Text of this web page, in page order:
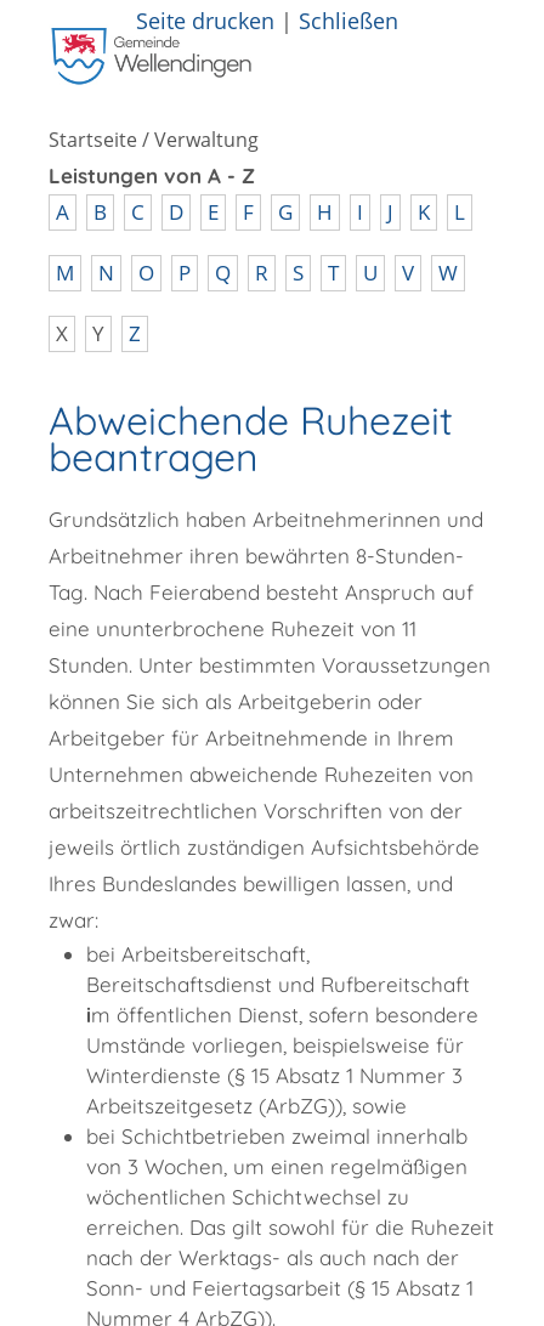
Seite drucken | Schließen
Startseite/Verwaltung
Leistungen von A - Z
A B C D E F G H I J K L
M N O P Q R S T U V W
X Y Z
Abweichende Ruhezeit
beantragen
Grundsätzlich haben Arbeitnehmerinnen und
Arbeitnehmer ihren bewährten 8-Stunden-
Tag. Nach Feierabend besteht Anspruch auf
eine ununterbrochene Ruhezeit von 11
Stunden. Unter bestimmten Voraussetzungen
können Sie sich als Arbeitgeberin oder
Arbeitgeber für Arbeitnehmende in Ihrem
Unternehmen abweichende Ruhezeiten von
arbeitszeitrechtlichen Vorschriften von der
jeweils örtlich zuständigen Aufsichtsbehörde
Ihres Bundeslandes bewilligen lassen, und
zwar:
bei Arbeitsbereitschaft,
Bereitschaftsdienst und Rufbereitschaft
im öffentlichen Dienst, sofern besondere
Umstände vorliegen, beispielsweise für
Winterdienste (§ 15 Absatz 1 Nummer 3
Arbeitszeitgesetz (ArbZG)), sowie
bei Schichtbetrieben zweimal innerhalb
von 3 Wochen, um einen regelmäßigen
wöchentlichen Schichtwechsel zu
erreichen. Das gilt sowohl für die Ruhezeit
nach der Werktags- als auch nach der
Sonn- und Feiertagsarbeit (§ 15 Absatz 1
Nummer 4 ArbZG)).